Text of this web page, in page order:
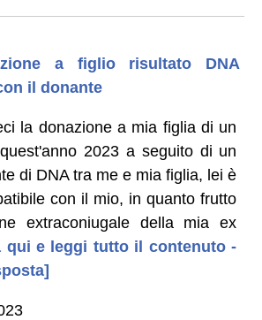
a figlio risultato DNA
il donante
la donazione a mia figlia di un
2023 a seguito di un
di DNA tra me e mia figlia, lei è
con il mio, in quanto frutto
extraconiugale della mia ex
qui e leggi tutto il contenuto -